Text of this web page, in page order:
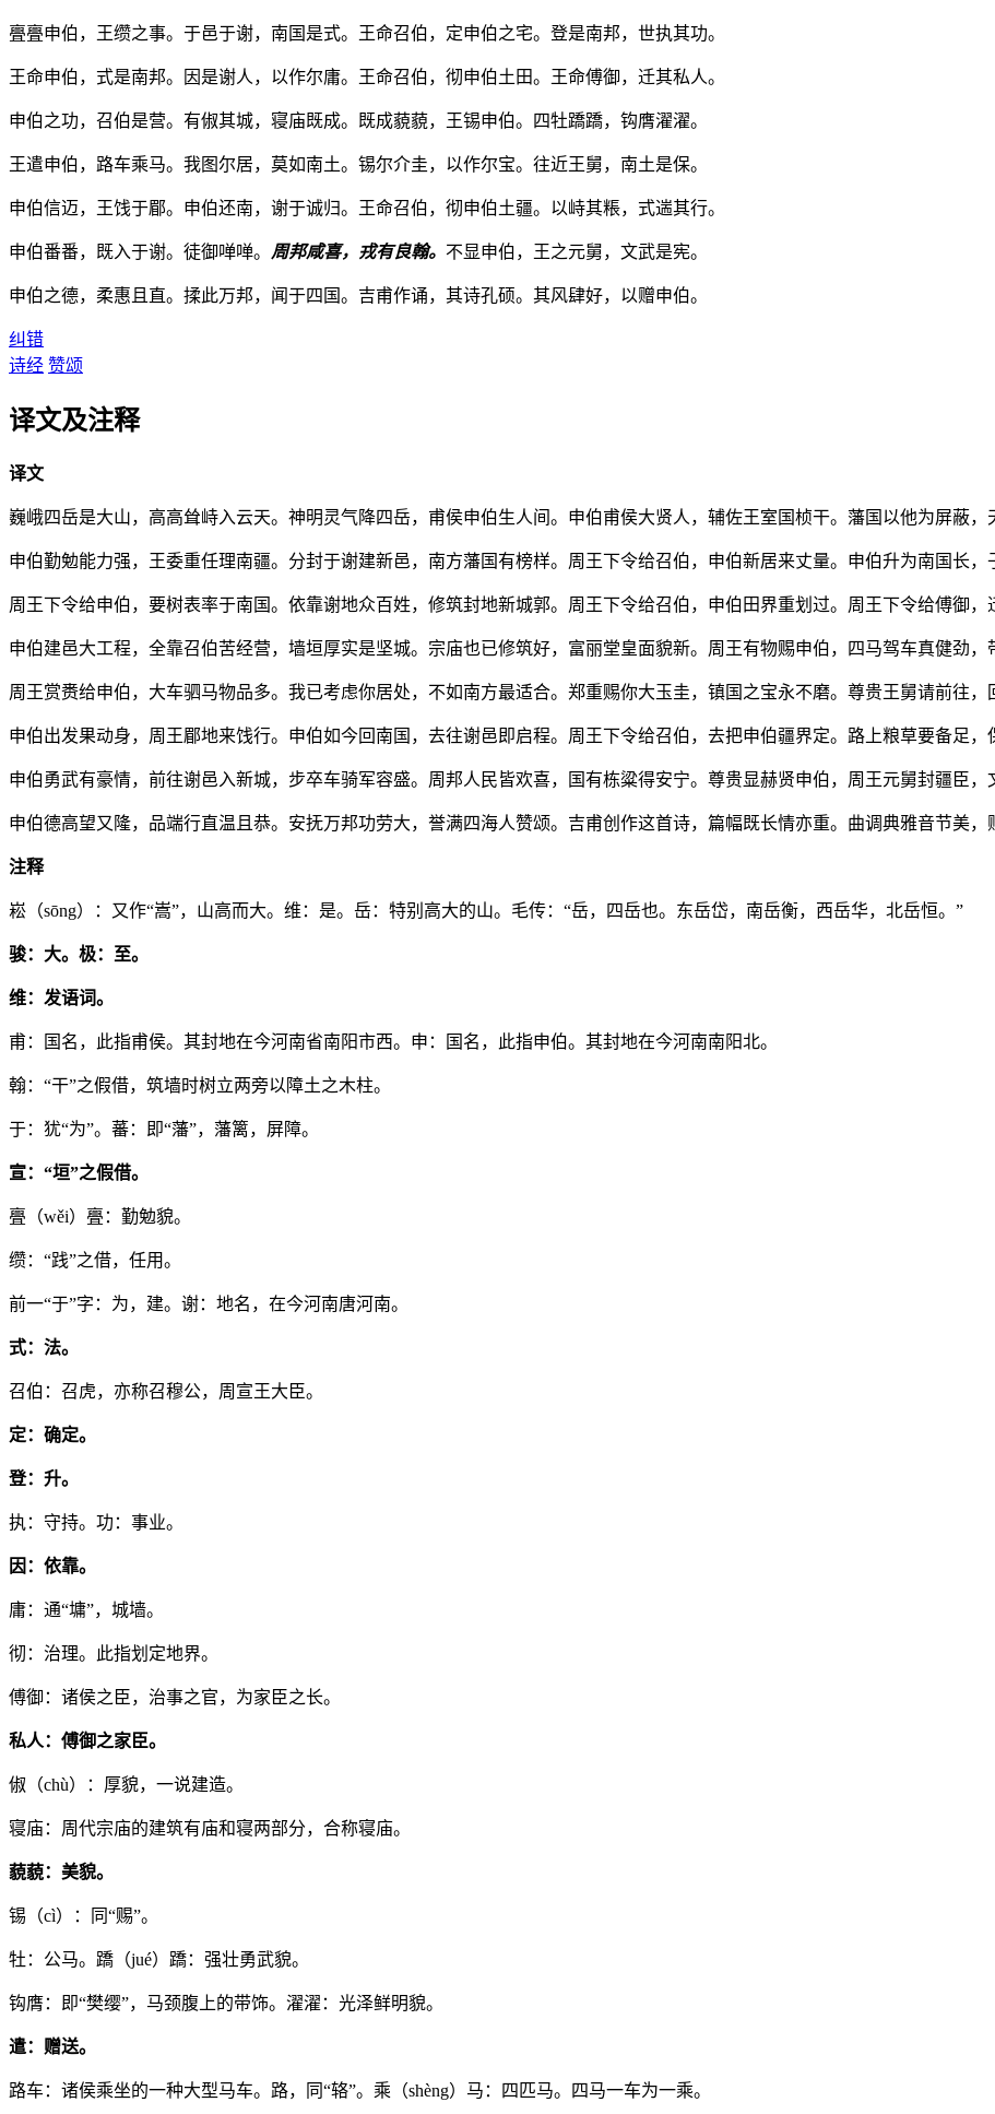
亹亹申伯，王缵之事。于邑于谢，南国是式。王命召伯，定申伯之宅。登是南邦，世执其功。
王命申伯，式是南邦。因是谢人，以作尔庸。王命召伯，彻申伯土田。王命傅御，迁其私人。
申伯之功，召伯是营。有俶其城，寝庙既成。既成藐藐，王锡申伯。四牡蹻蹻，钩膺濯濯。
王遣申伯，路车乘马。我图尔居，莫如南土。锡尔介圭，以作尔宝。往近王舅，南土是保。
申伯信迈，王饯于郿。申伯还南，谢于诚归。王命召伯，彻申伯土疆。以峙其粻，式遄其行。
申伯番番，既入于谢。徒御啴啴。 周邦咸喜，戎有良翰。 不显申伯，王之元舅，文武是宪。
申伯之德，柔惠且直。揉此万邦，闻于四国。吉甫作诵，其诗孔硕。其风肆好，以赠申伯。
纠错
诗经 赞颂
译文及注释
译文
巍峨四岳是大山，高高耸峙入云天。神明灵气降四岳，甫侯申伯生人间。申伯甫侯大贤人，辅佐王室国桢干。藩国以他为屏蔽，
申伯勤勉能力强，王委重任理南疆。分封于谢建新邑，南方藩国有榜样。周王下令给召伯，申伯新居来丈量。申伯升为南国长，
周王下令给申伯，要树表率于南国。依靠谢地众百姓，修筑封地新城郭。周王下令给召伯，申伯田界重划过。周王下令给傅御，
申伯建邑大工程，全靠召伯苦经营，墙垣厚实是坚城。宗庙也已修筑好，富丽堂皇面貌新。周王有物赐申伯，四马驾车真健劲，
周王赏赉给申伯，大车驷马物品多。我已考虑你居处，不如南方最适合。郑重赐你大玉圭，镇国之宝永不磨。尊贵王舅请前往，
申伯出发果动身，周王郿地来饯行。申伯如今回南国，去往谢邑即启程。周王下令给召伯，去把申伯疆界定。路上粮草要备足，
申伯勇武有豪情，前往谢邑入新城，步卒车骑军容盛。周邦人民皆欢喜，国有栋粱得安宁。尊贵显赫贤申伯，周王元舅封疆臣，
申伯德高望又隆，品端行直温且恭。安抚万邦功劳大，誉满四海人赞颂。吉甫创作这首诗，篇幅既长情亦重。曲调典雅音节美，
注释
崧（sōng）：又作“嵩”，山高而大。维：是。岳：特别高大的山。毛传：“岳，四岳也。东岳岱，南岳衡，西岳华，北岳恒。”
骏：大。极：至。
维：发语词。
甫：国名，此指甫侯。其封地在今河南省南阳市西。申：国名，此指申伯。其封地在今河南南阳北。
翰：“干”之假借，筑墙时树立两旁以障土之木柱。
于：犹“为”。蕃：即“藩”，藩篱，屏障。
宣：“垣”之假借。
亹（wěi）亹：勤勉貌。
缵：“践”之借，任用。
前一“于”字：为，建。谢：地名，在今河南唐河南。
式：法。
召伯：召虎，亦称召穆公，周宣王大臣。
定：确定。
登：升。
执：守持。功：事业。
因：依靠。
庸：通“墉”，城墙。
彻：治理。此指划定地界。
傅御：诸侯之臣，治事之官，为家臣之长。
私人：傅御之家臣。
俶（chù）：厚貌，一说建造。
寝庙：周代宗庙的建筑有庙和寝两部分，合称寝庙。
藐藐：美貌。
锡（cì）：同“赐”。
牡：公马。蹻（jué）蹻：强壮勇武貌。
钩膺：即“樊缨”，马颈腹上的带饰。濯濯：光泽鲜明貌。
遣：赠送。
路车：诸侯乘坐的一种大型马车。路，同“辂”。乘（shèng）马：四匹马。四马一车为一乘。